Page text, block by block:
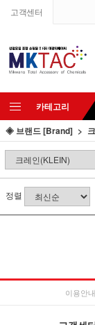
고객센터
카테고리
◈ 브랜드 [Brand]
정렬
이용안내